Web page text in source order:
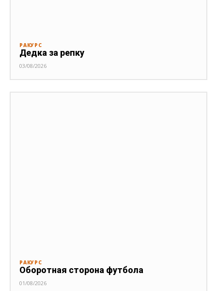
РАКУРС
Дедка за репку
03/08/2026
РАКУРС
Оборотная сторона футбола
01/08/2026